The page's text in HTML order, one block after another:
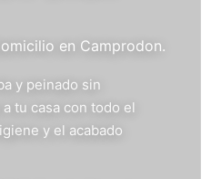
en Camprodon.
y peinado sin
tu casa con todo el
y el acabado